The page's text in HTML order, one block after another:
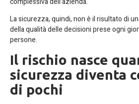
La sicurezza, quindi, non è il risultato di
della qualità delle decisioni prese ogni
persone.
Il rischio nasce
sicurezza diventa
di pochi